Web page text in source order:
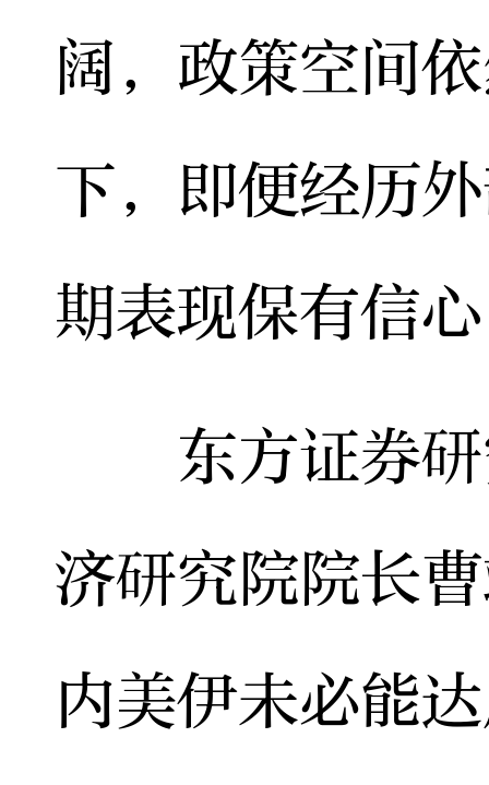
阔，政策空间
下，即便经历
期表现保有信
东方证券研
济研究院院长
内美伊未必能